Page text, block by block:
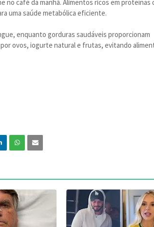
no café da manhã. Alimentos ricos em proteínas
uma saúde metabólica eficiente.
enquanto gorduras saudáveis proporcionam
ovos, iogurte natural e frutas, evitando